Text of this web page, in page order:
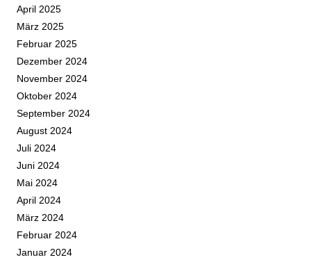
April 2025
März 2025
Februar 2025
Dezember 2024
November 2024
Oktober 2024
September 2024
August 2024
Juli 2024
Juni 2024
Mai 2024
April 2024
März 2024
Februar 2024
Januar 2024